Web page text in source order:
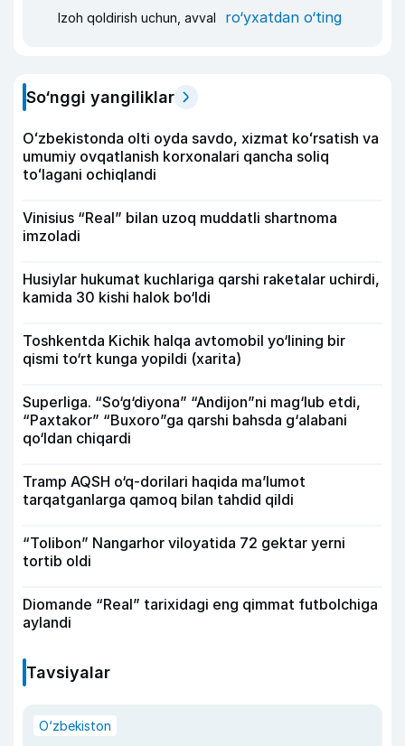
Izoh qoldirish uchun, avval ro‘yxatdan o‘ting
So‘nggi yangiliklar
Oʻzbekistonda olti oyda savdo, xizmat koʻrsatish va
umumiy ovqatlanish korxonalari qancha soliq
toʻlagani ochiqlandi
Vinisius “Real” bilan uzoq muddatli shartnoma
imzoladi
Husiylar hukumat kuchlariga qarshi raketalar uchirdi,
kamida 30 kishi halok bo‘ldi
Toshkentda Kichik halqa avtomobil yo‘lining bir
qismi to‘rt kunga yopildi (xarita)
Superliga. “So‘g‘diyona” “Andijon”ni mag‘lub etdi,
“Paxtakor” “Buxoro”ga qarshi bahsda g‘alabani
qo‘ldan chiqardi
Tramp AQSH o‘q-dorilari haqida ma’lumot
tarqatganlarga qamoq bilan tahdid qildi
“Tolibon” Nangarhor viloyatida 72 gektar yerni
tortib oldi
Diomande “Real” tarixidagi eng qimmat futbolchiga
aylandi
Tavsiyalar
O‘zbekiston